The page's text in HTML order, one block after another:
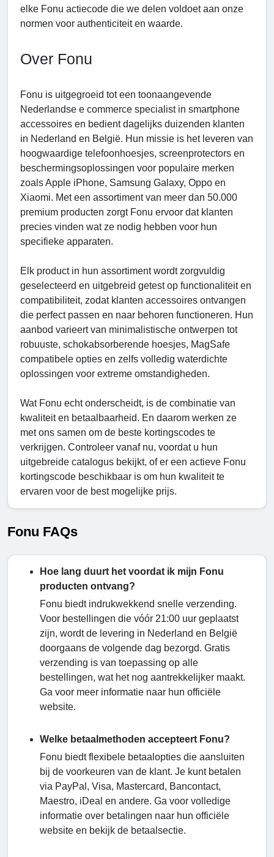
elke Fonu actiecode die we delen voldoet aan onze
normen voor authenticiteit en waarde.
Over Fonu
Fonu is uitgegroeid tot een toonaangevende
Nederlandse e commerce specialist in smartphone
accessoires en bedient dagelijks duizenden klanten
in Nederland en België. Hun missie is het leveren van
hoogwaardige telefoonhoesjes, screenprotectors en
beschermingsoplossingen voor populaire merken
zoals Apple iPhone, Samsung Galaxy, Oppo en
Xiaomi. Met een assortiment van meer dan 50.000
premium producten zorgt Fonu ervoor dat klanten
precies vinden wat ze nodig hebben voor hun
specifieke apparaten.
Elk product in hun assortiment wordt zorgvuldig
geselecteerd en uitgebreid getest op functionaliteit en
compatibiliteit, zodat klanten accessoires ontvangen
die perfect passen en naar behoren functioneren. Hun
aanbod varieert van minimalistische ontwerpen tot
robuuste, schokabsorberende hoesjes, MagSafe
compatibele opties en zelfs volledig waterdichte
oplossingen voor extreme omstandigheden.
Wat Fonu echt onderscheidt, is de combinatie van
kwaliteit en betaalbaarheid. En daarom werken ze
met ons samen om de beste kortingscodes te
verkrijgen. Controleer vanaf nu, voordat u hun
uitgebreide catalogus bekijkt, of er een actieve Fonu
kortingscode beschikbaar is om hun kwaliteit te
ervaren voor de best mogelijke prijs.
Fonu FAQs
Hoe lang duurt het voordat ik mijn Fonu
producten ontvang?
Fonu biedt indrukwekkend snelle verzending.
Voor bestellingen die vóór 21:00 uur geplaatst
zijn, wordt de levering in Nederland en België
doorgaans de volgende dag bezorgd. Gratis
verzending is van toepassing op alle
bestellingen, wat het nog aantrekkelijker maakt.
Ga voor meer informatie naar hun officiële
website.
Welke betaalmethoden accepteert Fonu?
Fonu biedt flexibele betaalopties die aansluiten
bij de voorkeuren van de klant. Je kunt betalen
via PayPal, Visa, Mastercard, Bancontact,
Maestro, iDeal en andere. Ga voor volledige
informatie over betalingen naar hun officiële
website en bekijk de betaalsectie.